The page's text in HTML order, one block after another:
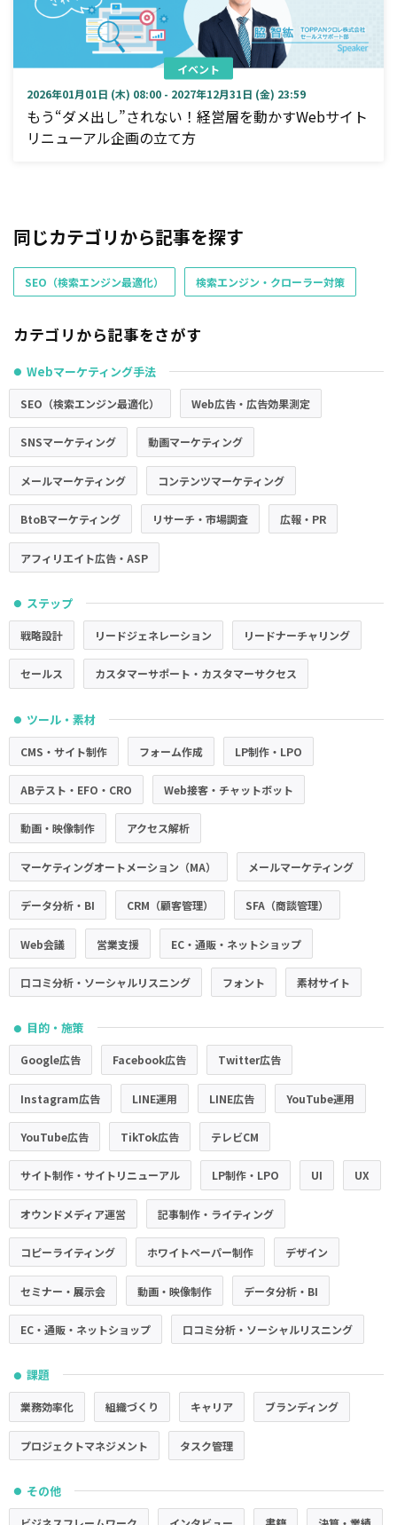
イベント
2026年01月01日 (木) 08:00 - 2027年12月31日 (金) 23:59
もう“ダメ出し”されない！経営層を動かすWebサイト
リニューアル企画の立て方
同じカテゴリから記事を探す
SEO（検索エンジン最適化） 検索エンジン・クローラー対策
カテゴリから記事をさがす
● Webマーケティング手法
SEO（検索エンジン最適化） Web広告・広告効果測定
SNSマーケティング 動画マーケティング
メールマーケティング コンテンツマーケティング
BtoBマーケティング リサーチ・市場調査 広報・PR
アフィリエイト広告・ASP
● ステップ
戦略設計 リードジェネレーション リードナーチャリング
セールス カスタマーサポート・カスタマーサクセス
● ツール・素材
CMS・サイト制作 フォーム作成 LP制作・LPO
ABテスト・EFO・CRO Web接客・チャットボット
動画・映像制作 アクセス解析
マーケティングオートメーション（MA） メールマーケティング
データ分析・BI CRM（顧客管理） SFA（商談管理）
Web会議 営業支援 EC・通販・ネットショップ
口コミ分析・ソーシャルリスニング フォント 素材サイト
● 目的・施策
Google広告 Facebook広告 Twitter広告
Instagram広告 LINE運用 LINE広告 YouTube運用
YouTube広告 TikTok広告 テレビCM
サイト制作・サイトリニューアル LP制作・LPO UI UX
オウンドメディア運営 記事制作・ライティング
コピーライティング ホワイトペーパー制作 デザイン
セミナー・展示会 動画・映像制作 データ分析・BI
EC・通販・ネットショップ 口コミ分析・ソーシャルリスニング
● 課題
業務効率化 組織づくり キャリア ブランディング
プロジェクトマネジメント タスク管理
● その他